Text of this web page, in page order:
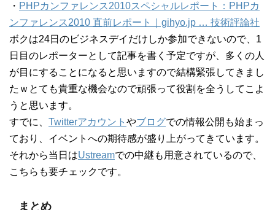
・ PHPカンファレンス2010スペシャルレポート：PHPカ
ンファレンス2010 直前レポート｜gihyo.jp … 技術評論社
ボクは24日のビジネスデイだけしか参加できないので、1
日目のレポーターとして記事を書く予定ですが、多くの人
が目にすることになると思いますので結構緊張してきまし
たｗとても貴重な機会なので頑張って役割を全うしてこよ
うと思います。
すでに、 Twitterアカウント やブログでの情報公開も始まっ
ており、イベントへの期待感が盛り上がってきています。
それから当日はUstreamでの中継も用意されているので、
こちらも要チェックです。
まとめ